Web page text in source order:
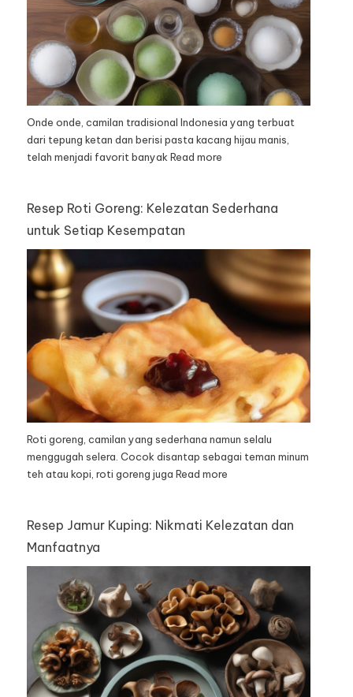
Onde onde, camilan tradisional Indonesia yang terbuat
dari tepung ketan dan berisi pasta kacang hijau manis,
telah menjadi favorit banyak Read more
Resep Roti Goreng: Kelezatan Sederhana
untuk Setiap Kesempatan
Roti goreng, camilan yang sederhana namun selalu
menggugah selera. Cocok disantap sebagai teman minum
teh atau kopi, roti goreng juga Read more
Resep Jamur Kuping: Nikmati Kelezatan dan
Manfaatnya